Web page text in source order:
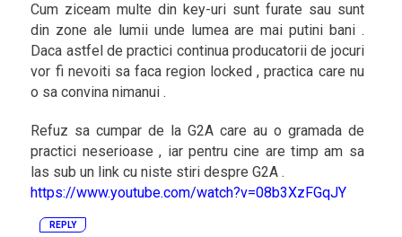
Cum ziceam multe din key-uri sunt furate sau sunt
din zone ale lumii unde lumea are mai putini bani .
Daca astfel de practici continua producatorii de jocuri
vor fi nevoiti sa faca region locked , practica care nu
o sa convina nimanui .
Refuz sa cumpar de la G2A care au o gramada de
practici neserioase , iar pentru cine are timp am sa
las sub un link cu niste stiri despre G2A .
https://www.youtube.com/watch?v=08b3XzFGqJY
REPLY